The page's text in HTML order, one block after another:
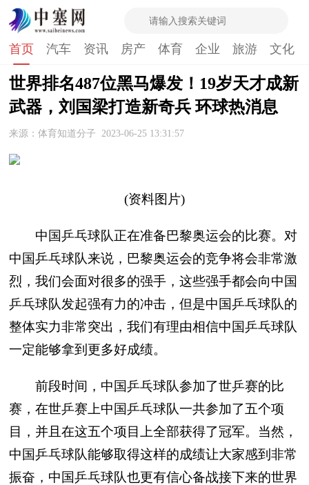
首页 汽车 资讯 房产 体育 企业 旅游 文化
世界排名487位黑马爆发！19岁天才成新
武器，刘国梁打造新奇兵 环球热消息
来源：体育知道分子 2023-06-25 13:31:57
(资料图片)
中国乒乓球队正在准备巴黎奥运会的比赛。对
中国乒乓球队来说，巴黎奥运会的竞争将会非常激
烈，我们会面对很多的强手，这些强手都会向中国
乒乓球队发起强有力的冲击，但是中国乒乓球队的
整体实力非常突出，我们有理由相信中国乒乓球队
一定能够拿到更多好成绩。
前段时间，中国乒乓球队参加了世乒赛的比
赛，在世乒赛上中国乒乓球队一共参加了五个项
目，并且在这五个项目上全部获得了冠军。当然，
中国乒乓球队能够取得这样的成绩让大家感到非常
振奋，中国乒乓球队也更有信心备战接下来的世界